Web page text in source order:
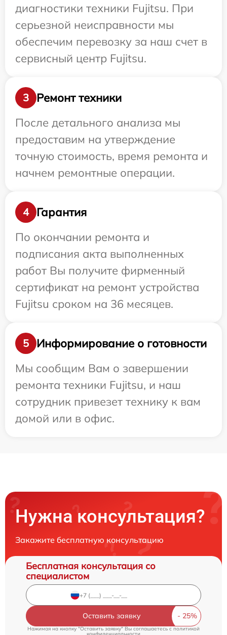
диагностики техники Fujitsu. При
серьезной неисправности мы
обеспечим перевозку за наш счет в
сервисный центр Fujitsu.
3
Ремонт техники
После детального анализа мы
предоставим на утверждение
точную стоимость, время ремонта и
начнем ремонтные операции.
4
Гарантия
По окончании ремонта и
подписания акта выполненных
работ Вы получите фирменный
сертификат на ремонт устройства
Fujitsu сроком на 36 месяцев.
5
Информирование о готовности
Мы сообщим Вам о завершении
ремонта техники Fujitsu, и наш
сотрудник привезет технику к вам
домой или в офис.
Нужна консультация?
Закажите бесплатную консультацию
Бесплатная консультация со
специалистом
Оставить заявку
Нажимая на кнопку "Оставить заявку" Вы соглашаетесь cполитикой